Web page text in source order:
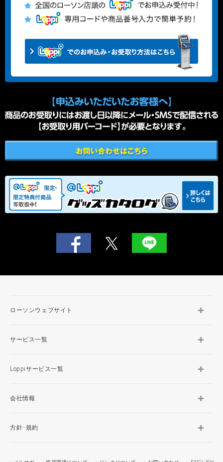
ローソンウェブサイト
サービス一覧
Loppiサービス一覧
会社情報
方針･規約